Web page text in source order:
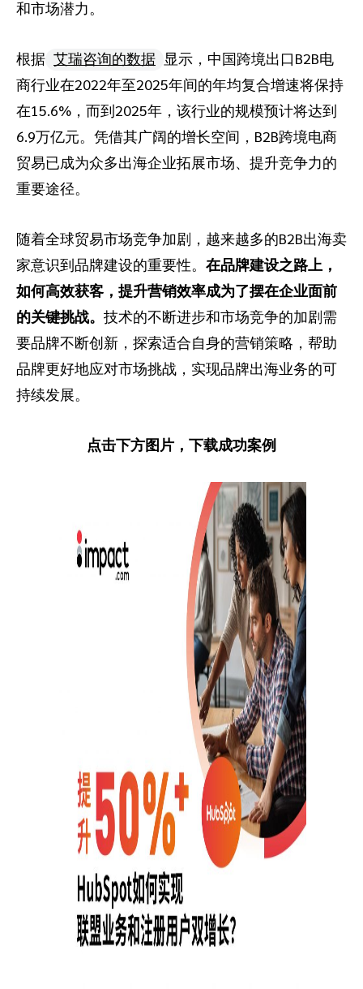
和市场潜力。
根据 艾瑞咨询的数据 显示，中国跨境出口B2B电
商行业在2022年至2025年间的年均复合增速将保持
在15.6%，而到2025年，该行业的规模预计将达到
6.9万亿元。凭借其广阔的增长空间，B2B跨境电商
贸易已成为众多出海企业拓展市场、提升竞争力的
重要途径。
随着全球贸易市场竞争加剧，越来越多的B2B出海卖
家意识到品牌建设的重要性。 在品牌建设之路上，
如何高效获客，提升营销效率成为了摆在企业面前
的关键挑战。 技术的不断进步和市场竞争的加剧需
要品牌不断创新，探索适合自身的营销策略，帮助
品牌更好地应对市场挑战，实现品牌出海业务的可
持续发展。
点击下方图片，下载成功案例